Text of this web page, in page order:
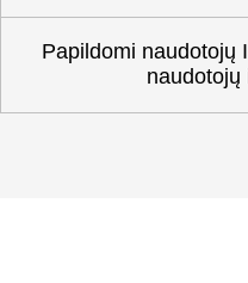
Papildomi naudotojų
naudotojų